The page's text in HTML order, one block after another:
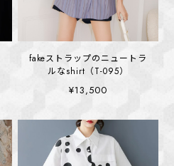
fakeストラップのニュートラ
ルなshirt（T-095）
¥13,500